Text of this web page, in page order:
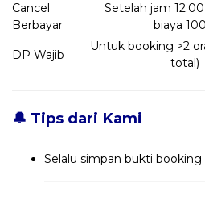
Cancel
Berbayar
Setelah jam
biaya
DP Wajib
Untuk booking >2
total)
🔔 Tips dari Kami
Selalu simpan bukti booking